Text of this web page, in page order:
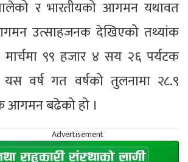
र भारतीयको आगमन यथावत
उत्साहजनक देखिएको तथ्यांक
९९ हजार ४ सय २६ पर्यटक
वर्ष गत वर्षको तुलनामा २८.९
आगमन बढेको हो ।